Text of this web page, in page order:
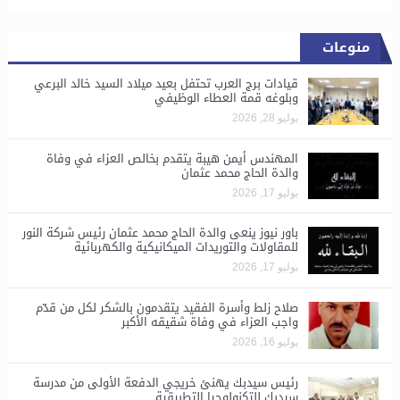
منوعات
قيادات برج العرب تحتفل بعيد ميلاد السيد خالد البرعي
وبلوغه قمة العطاء الوظيفي
يوليو 28, 2026
المهندس أيمن هيبة يتقدم بخالص العزاء في وفاة
والدة الحاج محمد عثمان
يوليو 17, 2026
باور نيوز ينعى والدة الحاج محمد عثمان رئيس شركة النور
للمقاولات والتوريدات الميكانيكية والكهربائية
يوليو 17, 2026
صلاح زلط وأسرة الفقيد يتقدمون بالشكر لكل من قدّم
واجب العزاء في وفاة شقيقه الأكبر
يوليو 16, 2026
رئيس سيدبك يهنئ خريجي الدفعة الأولى من مدرسة